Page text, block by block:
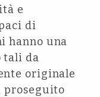
e
di
hanno una
tali da
originale
proseguito